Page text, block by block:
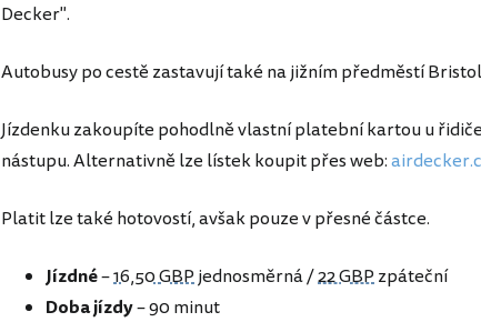
Decker".
Autobusy po cestě zastavují také na jižním předměstí
Jízdenku zakoupíte pohodlně vlastní platební kartou u
nástupu. Alternativně lze lístek koupit přes web:
Platit lze také hotovostí, avšak pouze v přesné částce.
Jízdné–16,50 GBPjednosměrná /22 GBPzpáteční
Doba jízdy– 90 minut